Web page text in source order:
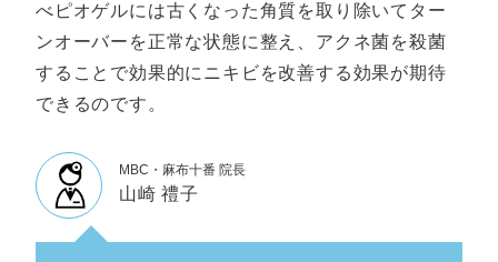
べピオゲルには古くなった角質を取り除いてター
ンオーバーを正常な状態に整え、アクネ菌を殺菌
することで効果的にニキビを改善する効果が期待
できるのです。
MBC・麻布十番 院長
山崎 禮子